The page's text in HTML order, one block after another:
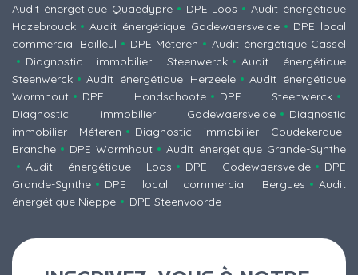
Audit énergétique Quaëdypre
DPE Loos
Audit énergétique
Hazebrouck
Audit énergétique Godewaersvelde
DPE local
commercial Bailleul
DPE Méteren
Audit énergétique Cassel
Diagnostic immobilier Steenwerck
Audit énergétique
Steenwerck
Audit énergétique Herzeele
Audit énergétique
Wormhout
DPE Hondschoote
DPE Steenwerck
Diagnostic immobilier Godewaersvelde
Diagnostic
immobilier Méteren
Diagnostic immobilier Coudekerque-
Branche
DPE Wormhout
Audit énergétique Grande-Synthe
Audit énergétique Loos
DPE Godewaersvelde
DPE
Grande-Synthe
DPE local commercial Bergues
Audit
énergétique Nieppe
DPE Steenvoorde